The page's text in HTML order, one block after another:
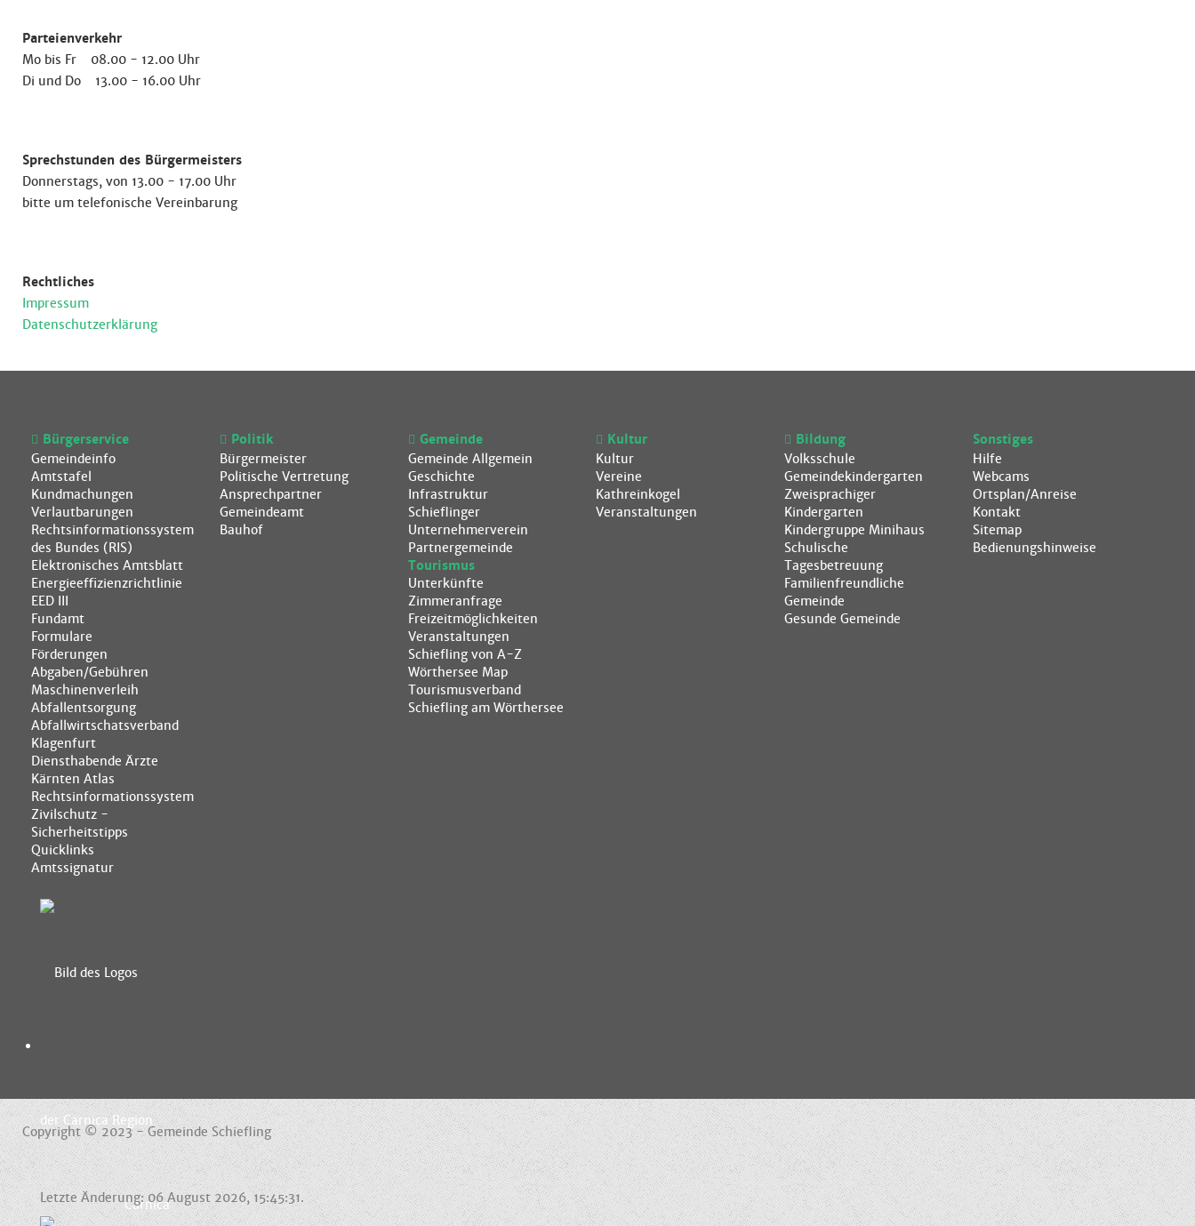
Parteienverkehr
Mo bis Fr 08.00 - 12.00 Uhr
Di und Do 13.00 - 16.00 Uhr
Sprechstunden des Bürgermeisters
Donnerstags, von 13.00 - 17.00 Uhr
bitte um telefonische Vereinbarung
Rechtliches
Impressum
Datenschutzerklärung
Bürgerservice
Gemeindeinfo
Amtstafel
Kundmachungen
Verlautbarungen
Rechtsinformationssystem
des Bundes (RIS)
Elektronisches Amtsblatt
Energieeffizienzrichtlinie
EED III
Fundamt
Formulare
Förderungen
Abgaben/Gebühren
Maschinenverleih
Abfallentsorgung
Abfallwirtschatsverband
Klagenfurt
Diensthabende Ärzte
Kärnten Atlas
Rechtsinformationssystem
Zivilschutz -
Sicherheitstipps
Quicklinks
Amtssignatur
Politik
Bürgermeister
Politische Vertretung
Ansprechpartner
Gemeindeamt
Bauhof
Gemeinde
Gemeinde Allgemein
Geschichte
Infrastruktur
Schieflinger
Unternehmerverein
Partnergemeinde
Tourismus
Unterkünfte
Zimmeranfrage
Freizeitmöglichkeiten
Veranstaltungen
Schiefling von A-Z
Wörthersee Map
Tourismusverband
Schiefling am Wörthersee
Kultur
Kultur
Vereine
Kathreinkogel
Veranstaltungen
Bildung
Volksschule
Gemeindekindergarten
Zweisprachiger
Kindergarten
Kindergruppe Minihaus
Schulische
Tagesbetreuung
Familienfreundliche
Gemeinde
Gesunde Gemeinde
Sonstiges
Hilfe
Webcams
Ortsplan/Anreise
Kontakt
Sitemap
Bedienungshinweise
Carnica
Copyright © 2023 - Gemeinde Schiefling
Letzte Änderung: 06 August 2026, 15:45:31.